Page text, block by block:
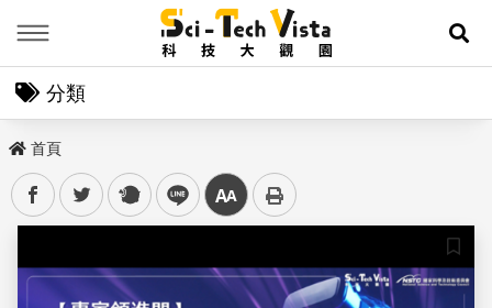
展
分類
首頁
facebooktwitter plurk line 中
儲存